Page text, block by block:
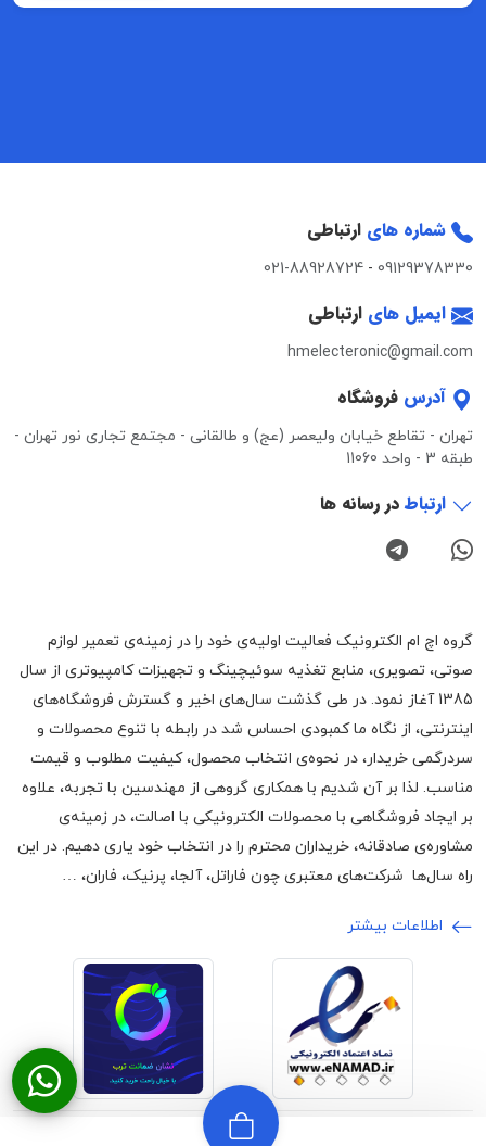
شماره های ارتباطی
09129378330
-
021-88928724
ایمیل های ارتباطی
hmelecteronic@gmail.com
آدرس فروشگاه
تهران - تقاطع خیابان ولیعصر (عج) و طالقانی - مجتمع تجاری نور تهران -
طبقه 3 - واحد 11060
ارتباطدر رسانه ها
گروه اچ ام الکترونیک فعالیت اولیه‌ی خود را در زمینه‌‌ی تعمیر لوازم
صوتی، تصویری، منابع تغذیه سوئیچینگ و تجهیزات کامپیوتری از سال
1385 آغاز نمود. در طی گذشت سال‌های اخیر و گسترش فروشگاه‌های
اینترنتی، از نگاه ما کمبودی احساس شد در رابطه با تنوع محصولات و
سردرگمی خریدار، در نحوه‌ی انتخاب محصول، کیفیت مطلوب و قیمت
مناسب. لذا بر آن شدیم با همکاری گروهی از مهندسین با تجربه، علاوه
بر ایجاد فروشگاهی با محصولات الکترونیکی با اصالت، در زمینه‌ی
مشاوره‌ی صادقانه، خریداران محترم را در انتخاب خود یاری دهیم. در این
راه سال‌ها شرکت‌های معتبری چون فاراتل، آلجا، پرنیک، فاران، …
اطلاعات بیشتر